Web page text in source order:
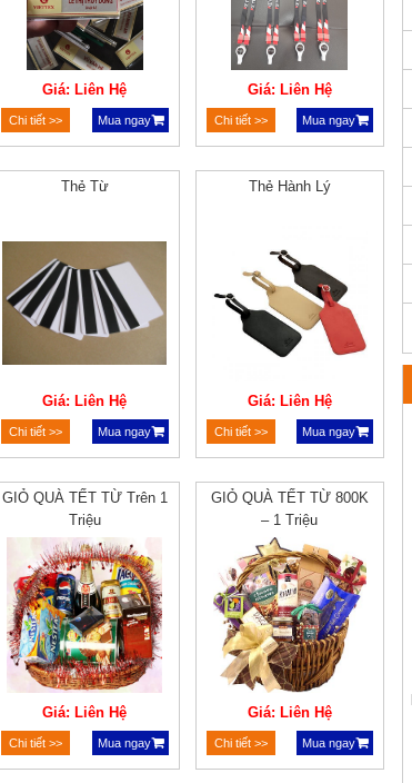
Giá: Liên Hệ
Chi tiết >> Mua ngay
Giá: Liên Hệ
Chi tiết >> Mua ngay
Thẻ Từ
Giá: Liên Hệ
Chi tiết >> Mua ngay
Thẻ Hành Lý
Giá: Liên Hệ
Chi tiết >> Mua ngay
GIỎ QUÀ TẾT TỪ Trên 1
Triệu
Giá: Liên Hệ
Chi tiết >> Mua ngay
GIỎ QUÀ TẾT TỪ 800K
– 1 Triệu
Giá: Liên Hệ
Chi tiết >> Mua ngay